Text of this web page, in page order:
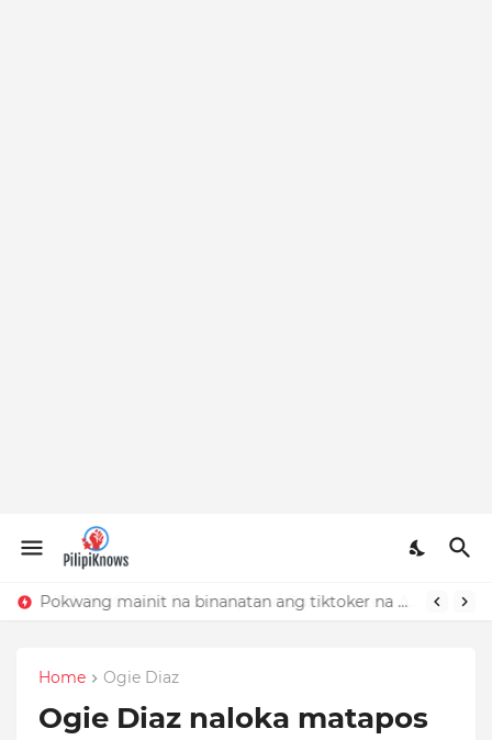
Pokwang mainit na binanatan ang tiktoker na nandidiri sa Sardinas
Home Ogie Diaz
Ogie Diaz naloka matapos